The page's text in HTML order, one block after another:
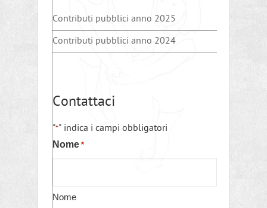
Contributi pubblici anno 2025
Contributi pubblici anno 2024
Contattaci
"*" indica i campi obbligatori
Nome *
Nome